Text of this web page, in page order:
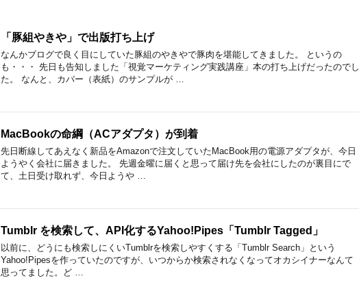
「豚組やきや」で出版打ち上げ
なんかブログで良く目にしていた豚組のやきやで豚肉を堪能してきました。 というの
も・・・ 先日も告知しました「視覚マーケティング実践講座」本の打ち上げだったのでし
た。 なんと、カバー（表紙）のサンプルが …
MacBookの命綱（ACアダプタ）が到着
先日断線してあえなく新品をAmazonで注文していたMacBook用の電源アダプタが、今日
ようやく会社に届きました。 先週金曜に届くと思って届け先を会社にしたのが裏目にで
て、土日受け取れず、今日ようや …
Tumblr を検索して、API化するYahoo!Pipes「Tumblr Tagged」
以前に、どうにも検索しにくいTumblrを検索しやすくする「Tumblr Search」という
Yahoo!Pipesを作っていたのですが、いつからか検索されなくなってオカシイナーなんて
思ってました。ど …